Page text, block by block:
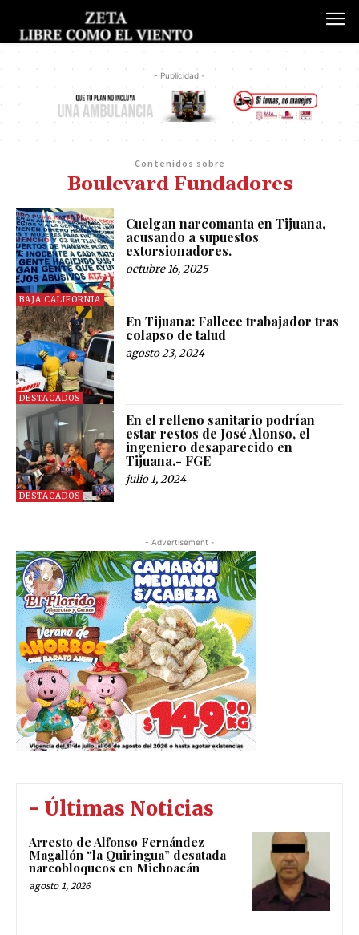
- Publicidad -
Contenidos sobre
Boulevard Fundadores
BAJA CALIFORNIA
Cuelgan narcomanta en Tijuana,
acusando a supuestos
extorsionadores.
octubre 16, 2025
DESTACADOS
En Tijuana: Fallece trabajador tras
colapso de talud
agosto 23, 2024
DESTACADOS
En el relleno sanitario podrían
estar restos de José Alonso, el
ingeniero desaparecido en
Tijuana.- FGE
julio 1, 2024
- Advertisement -
- Últimas Noticias
Arresto de Alfonso Fernández
Magallón “la Quiringua” desatada
narcobloqueos en Michoacán
agosto 1, 2026